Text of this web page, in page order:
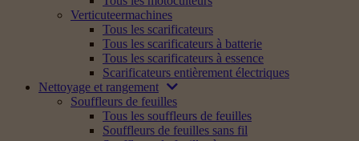
Verticuteermachines
Tous les scarificateurs
Tous les scarificateurs à batterie
Tous les scarificateurs à essence
Scarificateurs entièrement électriques
Nettoyage et rangement
Souffleurs de feuilles
Tous les souffleurs de feuilles
Souffleurs de feuilles sans fil